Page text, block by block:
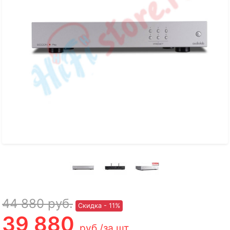
44 880руб. Скидка - 11%
39 880